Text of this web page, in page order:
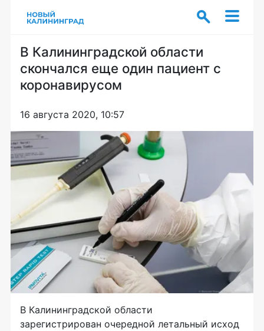
В Калининградской области
скончался еще один пациент с
коронавирусом
16 августа 2020, 10:57
В Калининградской области
зарегистрирован очередной летальный исход